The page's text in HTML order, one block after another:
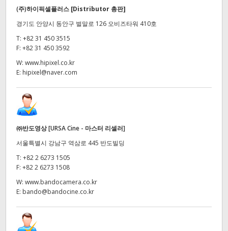
(주)하이픽셀플러스 [Distributor 총판]
경기도 안양시 동안구 벌말로 126 오비즈타워 410호
T: +82 31 450 3515
F: +82 31 450 3592
W: www.hipixel.co.kr
E: hipixel@naver.com
㈜반도영상 [URSA Cine - 마스터 리셀러]
서울특별시 강남구 역삼로 445 반도빌딩
T: +82 2 6273 1505
F: +82 2 6273 1508
W: www.bandocamera.co.kr
E: bando@bandocine.co.kr